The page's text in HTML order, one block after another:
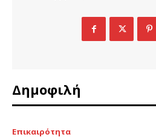
Δημοφιλή
Επικαιρότητα